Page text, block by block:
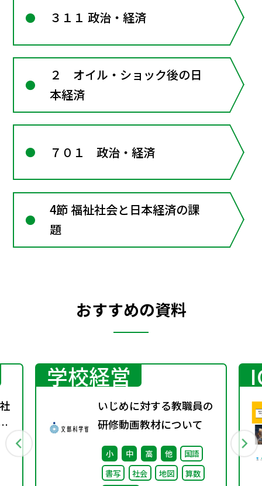
３１１ 政治・経済
２ オイル・ショック後の日
本経済
７０１ 政治・経済
4節 福祉社会と日本経済の課
題
おすすめの資料
学校経営
いじめに対する教職員の
研修動画教材について
小 中 高 他
国語
書写
社会 地図
算数